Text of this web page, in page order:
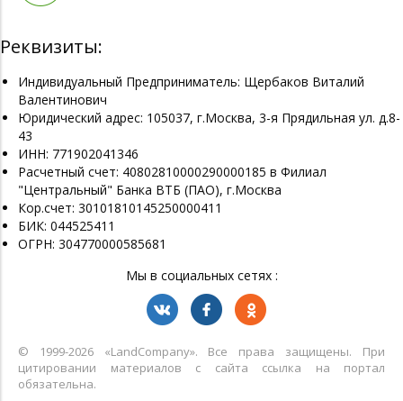
Реквизиты:
Индивидуальный Предприниматель: Щербаков Виталий
Валентинович
Юридический адрес: 105037, г.Москва, 3-я Прядильная ул. д.8-
43
ИНН: 771902041346
Расчетный счет: 40802810000290000185 в Филиал
"Центральный" Банка ВТБ (ПАО), г.Москва
Кор.счет: 30101810145250000411
БИК: 044525411
ОГРН: 304770000585681
Мы в социальных сетях :
© 1999-2026 «LandСompany». Все права защищены. При
цитировании материалов с сайта ссылка на портал
обязательна.